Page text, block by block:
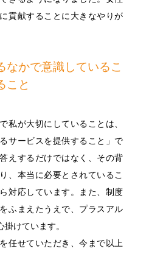
貢献することに大きなやりが
なかで意識しているこ
こと
私が大切にしていることは、
サービスを提供すること」で
えするだけではなく、その背
、本当に必要とされているこ
対応しています。また、制度
ふまえたうえで、プラスアル
けています。
任せていただき、今まで以上